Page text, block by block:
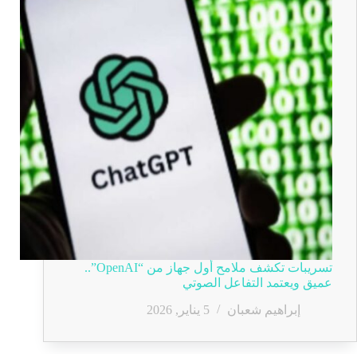
تسريبات تكشف ملامح أول جهاز من “OpenAI”..
عميق ويعتمد التفاعل الصوتي
إبراهيم شعبان
5 يناير, 2026